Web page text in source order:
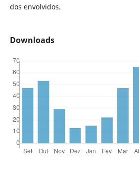
dos envolvidos.
Downloads